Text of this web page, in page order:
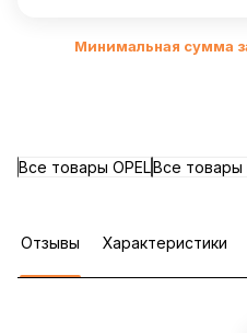
Минимальная сумма
Все товары OPELВсе товары
Отзывы Характеристики